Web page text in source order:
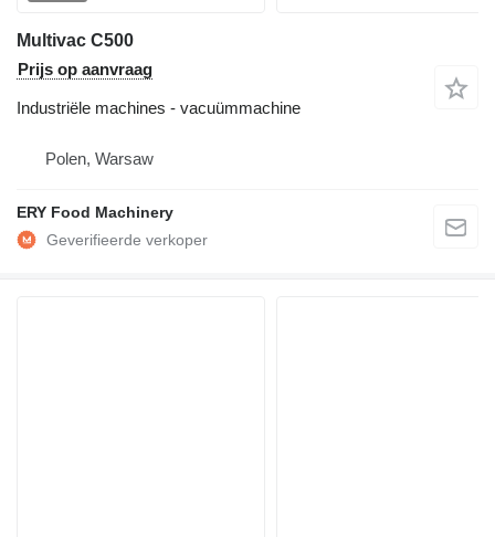
Multivac C500
Prijs op aanvraag
Industriële machines - vacuümmachine
Polen, Warsaw
ERY Food Machinery